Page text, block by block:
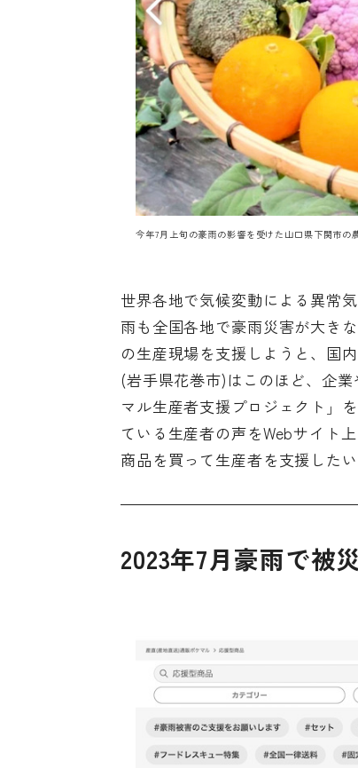
今年7月上旬の豪雨の影響を受けた山口県下関市
世界各地で気候変動による異常
雨も全国各地で豪雨災害が大き
の生産現場を支援しようと、国
(岩手県花巻市)はこのほど、企
マル生産者支援プロジェクト 」
ている生産者の声をWebサイト
商品を買って生産者を支援した
2023年7月豪雨で被